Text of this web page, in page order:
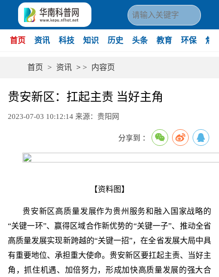
首页 资讯 科技 知识 历史 头条 教育 环保 焦
首页 > 资讯 > > 内容页
贵安新区：扛起主责 当好主角
2023-07-03 10:12:14 来源：贵阳网
分享到 ：
【资料图】
贵安新区高质量发展作为贵州服务和融入国家战略的
“关键一环”、赢得区域合作新优势的“关键一子”、推动全省
高质量发展实现新跨越的“关键一招”，在全省发展大局中具
有重要地位、承担重大使命。贵安新区要扛起主责、当好主
角，抓住机遇、加倍努力，形成加快高质量发展的强大合